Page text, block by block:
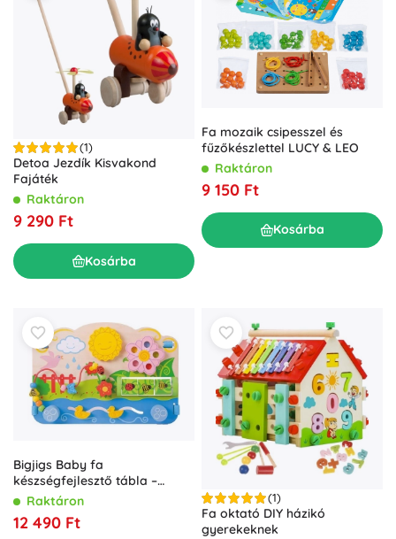
(1)
Detoa Jezdík Kisvakond
Fajáték
Raktáron
9 290 Ft
Kosárba
Fa mozaik csipesszel és
fűzőkészlettel LUCY & LEO
Raktáron
9 150 Ft
Kosárba
Bigjigs Baby fa
készségfejlesztő tábla –
Virágok
Raktáron
12 490 Ft
(1)
Fa oktató DIY házikó
gyerekeknek